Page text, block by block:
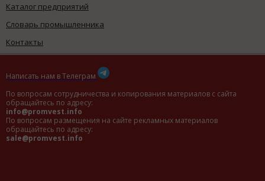
Каталог предприятий
Словарь промышленника
Контакты
Написать нам в Телеграм
По вопросам сотрудничества и копирования материалов с сайта
обращайтесь по адресу:
info@promvest.info
По вопросам размещения на сайте рекламных материалов
обращайтесь по адресу:
sale@promvest.info